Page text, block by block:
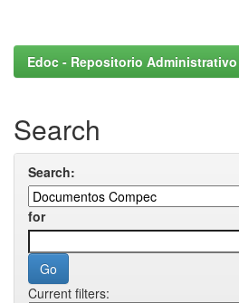
Edoc - Repositorio Administrativo
Search
Search:
for
Current filters: